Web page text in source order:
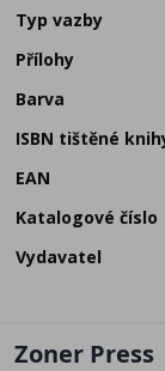
Typ vazby
Přílohy
Barva
ISBN tištěné
EAN
Katalogové číslo
Vydavatel
Zoner Press